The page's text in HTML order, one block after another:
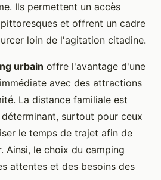
Ils permettent un accès
et offrent un cadre
loin de l'agitation citadine.
urbain offre l'avantage d'une
avec des attractions
La distance familiale est
surtout pour ceux
le temps de trajet afin de
Ainsi, le choix du camping
attentes et des besoins des